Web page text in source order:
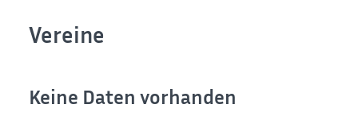
Vereine
Keine Daten vorhanden